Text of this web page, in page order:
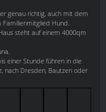
genau richtig, auch mit dem
Hund.
steht auf einem 4000qm
einer Stunde führen in die
nach Dresden, Bautzen oder